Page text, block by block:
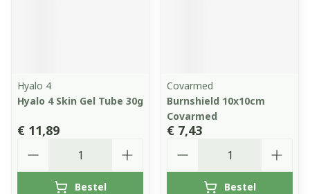
Hyalo 4
Hyalo 4 Skin Gel Tube 30g
€ 11,89
Bestel
Covarmed
Burnshield 10x10cm
Covarmed
€ 7,43
Bestel